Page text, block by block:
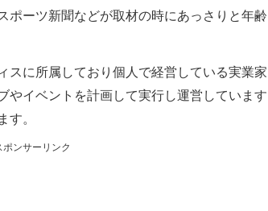
ポーツ新聞などが取材の時にあっさりと年齢
スに所属しており個人で経営している実業家
やイベントを計画して実行し運営しています
す。
ポンサーリンク